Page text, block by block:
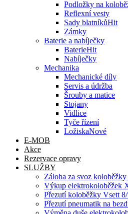
Podložky na
Reflexní vesty
Sady blatníků
Zámky
Baterie a nabíječky
Baterie
Nabíječky
Mechanika
Mechanické díly
Servis a údržba
Šrouby a matice
Stojany
Vidlice
Tyče řízení
Ložiska
E-MOB
Akce
Rezervace opravy
SLUŽBY
Záloha za svoz
Výkup elektrokoloběžek
Přezutí koloběžky Vsett
Přezutí pneumatik na